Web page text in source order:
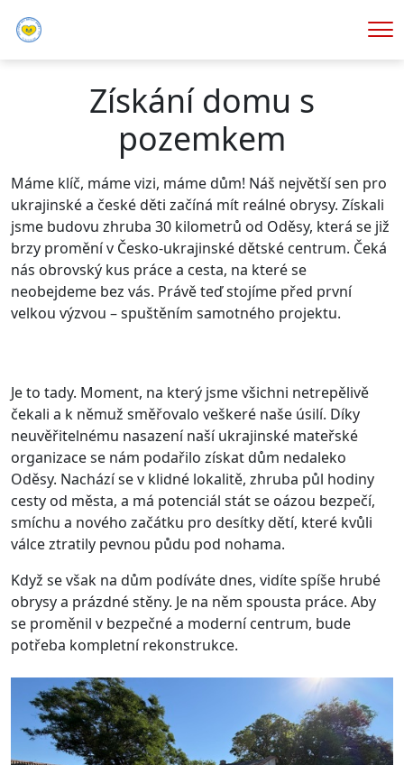
Získání domu s
pozemkem
Máme klíč, máme vizi, máme dům! Náš největší sen pro
ukrajinské a české děti začíná mít reálné obrysy. Získali
jsme budovu zhruba 30 kilometrů od Oděsy, která se již
brzy promění v Česko-ukrajinské dětské centrum. Čeká
nás obrovský kus práce a cesta, na které se
neobejdeme bez vás. Právě teď stojíme před první
velkou výzvou – spuštěním samotného projektu.
Je to tady. Moment, na který jsme všichni netrepělivě
čekali a k němuž směřovalo veškeré naše úsilí. Díky
neuvěřitelnému nasazení naší ukrajinské mateřské
organizace se nám podařilo získat dům nedaleko
Oděsy. Nachází se v klidné lokalitě, zhruba půl hodiny
cesty od města, a má potenciál stát se oázou bezpečí,
smíchu a nového začátku pro desítky dětí, které kvůli
válce ztratily pevnou půdu pod nohama.
Když se však na dům podíváte dnes, vidíte spíše hrubé
obrysy a prázdné stěny. Je na něm spousta práce. Aby
se proměnil v bezpečné a moderní centrum, bude
potřeba kompletní rekonstrukce.